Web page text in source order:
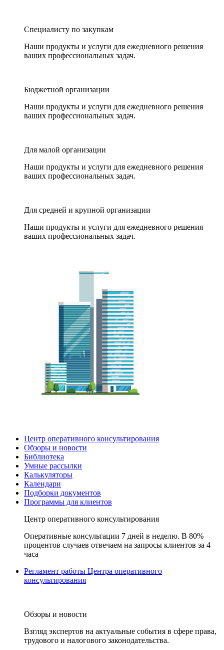
Специалисту по закупкам
Наши продукты и услуги для ежедневного решения
ваших профессиональных задач.
Бюджетной организации
Наши продукты и услуги для ежедневного решения
ваших профессиональных задач.
Для малой организации
Наши продукты и услуги для ежедневного решения
ваших профессиональных задач.
Для средней и крупной организации
Наши продукты и услуги для ежедневного решения
ваших профессиональных задач.
Центр оперативного консультирования
Обзоры и новости
Библиотека
Умные рассылки
Калькуляторы
Календари
Подборки документов
Программы для клиентов
Центр оперативного консультирования
Оперативные консультации 7 дней в неделю. В 80%
процентов случаев отвечаем на запросы клиентов за 4
часа
Регламент работы Центра оперативного
консультирования
Обзоры и новости
Взгляд экспертов на актуальные события в сфере права,
трудового и налогового законодательства.